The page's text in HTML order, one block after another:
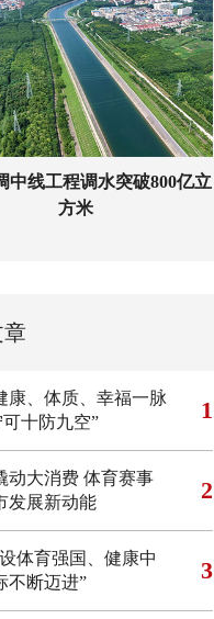
中线工程调水突破800亿立
方米
章
康、体质、幸福一脉
可十防九空” 1
动大消费 体育赛事
发展新动能
2
体育强国、健康中
不断迈进”
3